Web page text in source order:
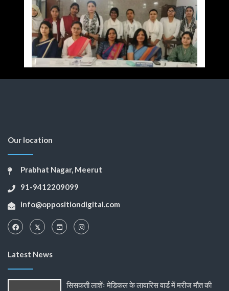
Our location
Prabhat Nagar, Meerut
91-9412209099
info@oppositiondigital.com
Latest News
सिसकती लाशेंः मेडिकल के लावारिस वार्ड में मरीज मौत की